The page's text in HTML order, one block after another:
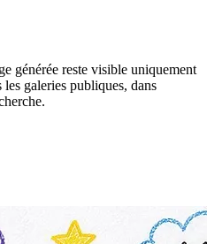
générée reste visible uniquement
galeries publiques, dans